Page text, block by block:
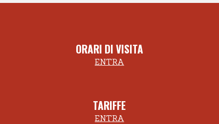
ORARI DI VISITA
ENTRA
TARIFFE
ENTRA